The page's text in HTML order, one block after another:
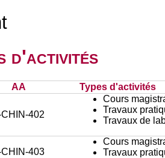
d'activités
AA Types d'activités
CHIN-402
Cours
Travaux
Travaux de
CHIN-403
Cours
Travaux